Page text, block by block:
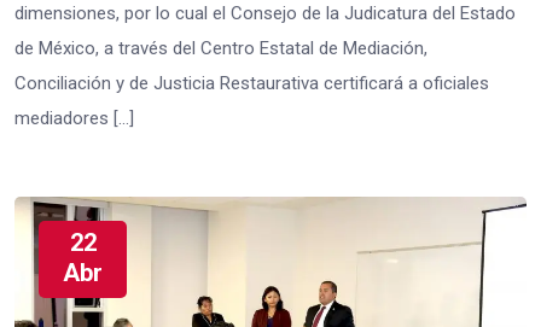
dimensiones, por lo cual el Consejo de la Judicatura del Estado
de México, a través del Centro Estatal de Mediación,
Conciliación y de Justicia Restaurativa certificará a oficiales
mediadores […]
22
Abr